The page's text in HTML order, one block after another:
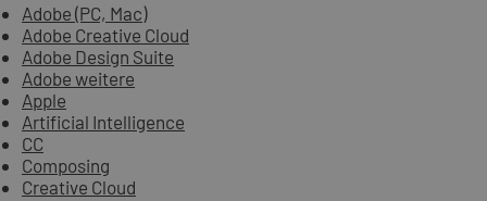
Adobe (PC, Mac)
Adobe Creative Cloud
Adobe Design Suite
Adobe weitere
Apple
Artificial Intelligence
CC
Composing
Creative Cloud